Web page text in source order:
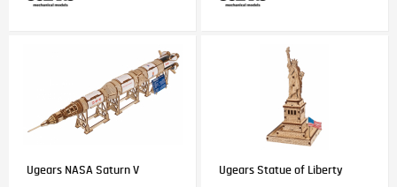
Ugears NASA Saturn V Ugears Statue of Liberty